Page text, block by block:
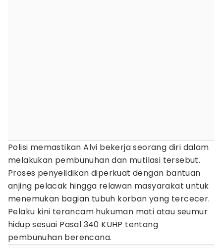
Polisi memastikan Alvi bekerja seorang diri dalam
melakukan pembunuhan dan mutilasi tersebut.
Proses penyelidikan diperkuat dengan bantuan
anjing pelacak hingga relawan masyarakat untuk
menemukan bagian tubuh korban yang tercecer.
Pelaku kini terancam hukuman mati atau seumur
hidup sesuai Pasal 340 KUHP tentang
pembunuhan berencana.